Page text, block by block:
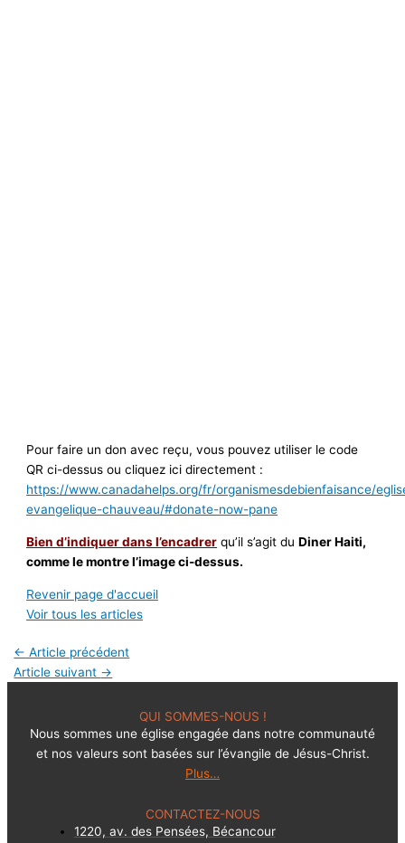
Pour faire un don avec reçu, vous pouvez utiliser le code
QR ci-dessus ou cliquez ici directement :
https://www.canadahelps.org/fr/organismesdebienfaisance/
evangelique-chauveau/#donate-now-pane
Bien d’indiquer dans l’encadrer qu’il s’agit duDiner Haiti,
comme le montre l’image ci-dessus.
Revenir page d'accueil
Voir tous les articles
← Article précédent
Article suivant →
QUI SOMMES-NOUS !
Nous sommes une église engagée dans notre communauté
et nos valeurs sont basées sur l’évangile de Jésus-Christ.
Plus…
CONTACTEZ-NOUS
1220, av. des Pensées, Bécancour